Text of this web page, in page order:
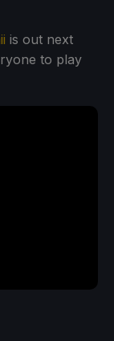
is out next
to play